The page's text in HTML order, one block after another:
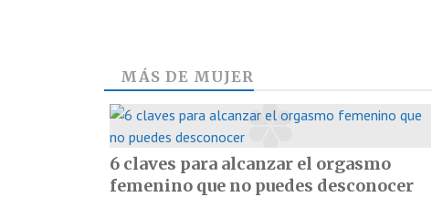
MÁS DE MUJER
6 claves para alcanzar el orgasmo
femenino que no puedes desconocer